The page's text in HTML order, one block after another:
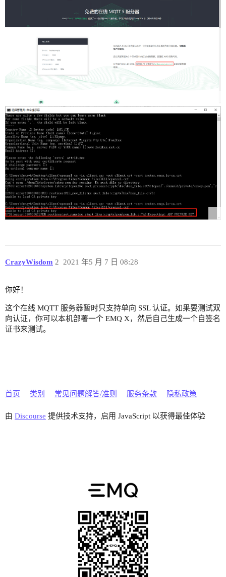
CrazyWisdom 2021 年5 月 7 日 08:28
2
你好！
这个在线 MQTT 服务器暂时只支持单向 SSL 认证。如果要测试双
向认证，你可以本机部署一个 EMQ X，然后自己生成一个自签名
证书来测试。
首页 类别 常见问题解答/准则 服务条款 隐私政策
由 Discourse 提供技术支持，启用 JavaScript 以获得最佳体验